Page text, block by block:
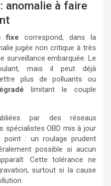
anomalie à faire
fixe correspond, dans la
jugée non critique à très
surveillance embarquée. Le
mais il peut déjà
plus de polluants ou
limitant le couple
par des réseaux
spécialistes OBD mis à jour
point : un roulage prudent
possible si aucun
Cette tolérance ne
surtout si la cause